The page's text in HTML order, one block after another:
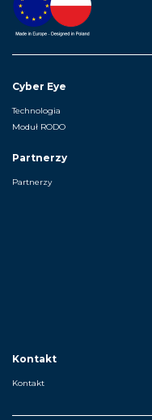
Cyber Eye
Technologia
Moduł RODO
Partnerzy
Partnerzy
Kontakt
Kontakt